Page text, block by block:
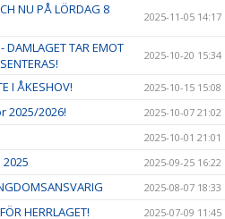
NU PÅ LÖRDAG 8
2025-11-05 14:17
TAR EMOT
2025-10-20 15:34
I ÅKESHOV! 2025-10-15 15:08
2025/2026! 2025-10-07 21:02
2025-10-01 21:01
2025 2025-09-25 16:22
2025-08-07 18:33
HERRLAGET! 2025-07-09 11:45